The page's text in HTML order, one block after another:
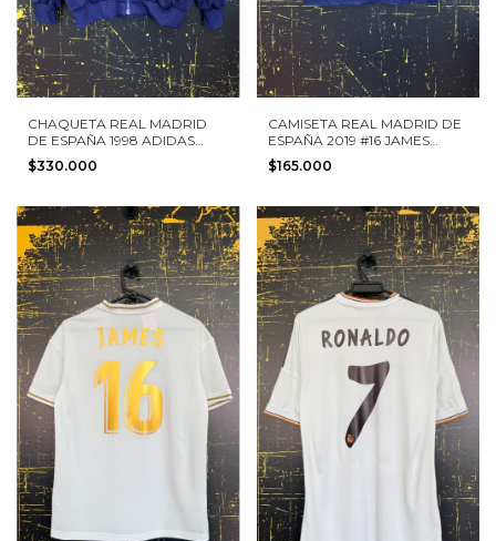
CHAQUETA REAL MADRID
DE ESPAÑA 1998 ADIDAS
TALLA M
$330.000
CAMISETA REAL MADRID DE
ESPAÑA 2019 #16 JAMES
ADIDAS TALLA M NIÑO
$165.000